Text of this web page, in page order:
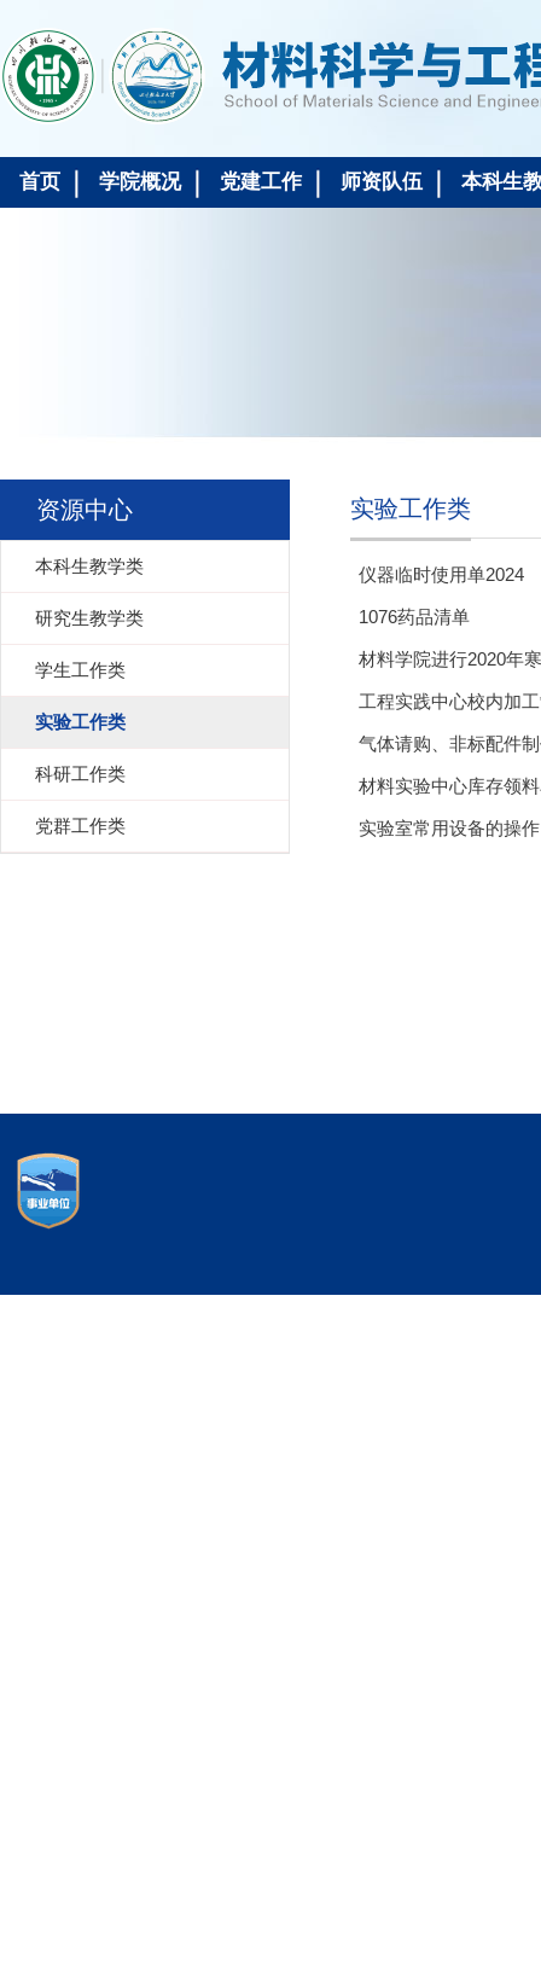
首页 学院概况 党建工作 师资队伍 本科生
资源中心
本科生教学类
研究生教学类
学生工作类
实验工作类
科研工作类
党群工作类
实验工作类
仪器临时使用单2024
1076药品清单
材料学院进行2020年
工程实践中心校内加
气体请购、非标配件
材料实验中心库存领
实验室常用设备的操作